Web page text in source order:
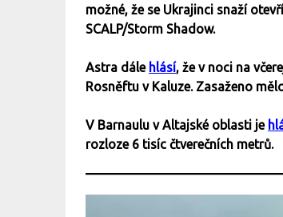
možné, že se Ukrajinci snaží
SCALP/Storm Shadow.
Astra dále hlásí, že v noci na
Rosněftu v Kaluze. Zasaženo
V Barnaulu v Altajské oblasti je
rozloze 6 tisíc čtverečních metrů.